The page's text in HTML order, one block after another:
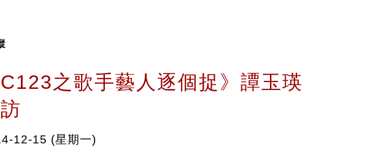
C123之歌手藝人逐個捉》譚玉瑛
12-15 (星期一)